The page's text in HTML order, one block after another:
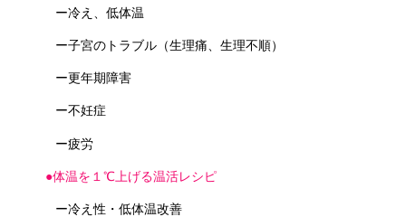
ー冷え、低体温
ー子宮のトラブル（生理痛、生理不順）
ー更年期障害
ー不妊症
ー疲労
●体温を１℃上げる温活レシピ
ー冷え性・低体温改善